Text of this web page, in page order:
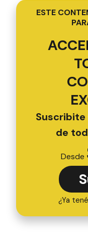
ESTE
de
Desde
¿Ya